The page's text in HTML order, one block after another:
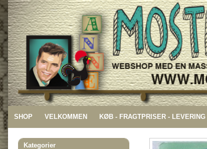
SHOP VELKOMMEN KØB - FRAGTPRISER - LEVERING
Kategorier